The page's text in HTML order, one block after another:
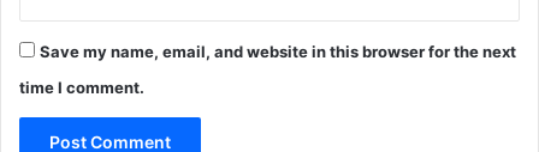
Save my name, email, and website in this browser for the next
time I comment.